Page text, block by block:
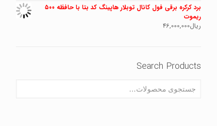
برد کرکره برقی فول کانال توبلار هاپینگ کد بتا با حافظه ۵۰۰
ریموت
ریال46,000,000
Search Products